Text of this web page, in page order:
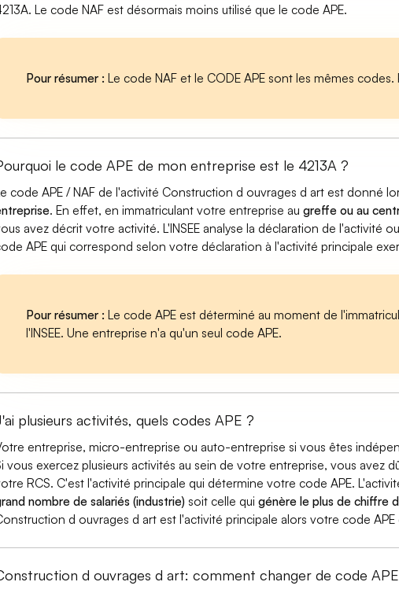
Le code NAF est désormais moins utilisé que le code APE.
Pour résumer : Le code NAF et le CODE APE sont les mêmes
le code APE de mon entreprise est le 4213A ?
code APE / NAF de l'activité Construction d ouvrages d art est donné
. En effet, en immatriculant votre entreprise augreffe ou au
avez décrit votre activité. L'INSEE analyse la déclaration de l'activité
APE qui correspond selon votre déclaration à l'activité principale
Pour résumer : Le code APE est déterminé au moment de
l'INSEE. Une entreprise n'a qu'un seul code APE.
plusieurs activités, quels codes APE ?
entreprise, micro-entreprise ou auto-entreprise si vous êtes
vous exercez plusieurs activités au sein de votre entreprise, vous avez
RCS. C'est l'activité principale qui détermine votre code APE.
nombre de salariés (industrie) soit celle quigénère le plus de chiffre
d ouvrages d art est l'activité principale alors votre code APE
d ouvrages d art: comment changer de code